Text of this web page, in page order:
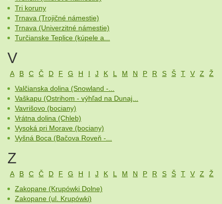
Tri koruny
Trnava (Trojičné námestie)
Trnava (Univerzitné námestie)
Turčianske Teplice (kúpele a...
V
A B C Č D F G H I J K L M N P R S Š T V Z
Ž
Valčianska dolina (Snowland -...
Vaškapu (Ostrihom - výhľad na Dunaj...
Vavrišovo (bociany)
Vrátna dolina (Chleb)
Vysoká pri Morave (bociany)
Vyšná Boca (Bačova Roveň -...
Z
A B C Č D F G H I J K L M N P R S Š T V Z
Ž
Zakopane (Krupówki Dolne)
Zakopane (ul. Krupówki)